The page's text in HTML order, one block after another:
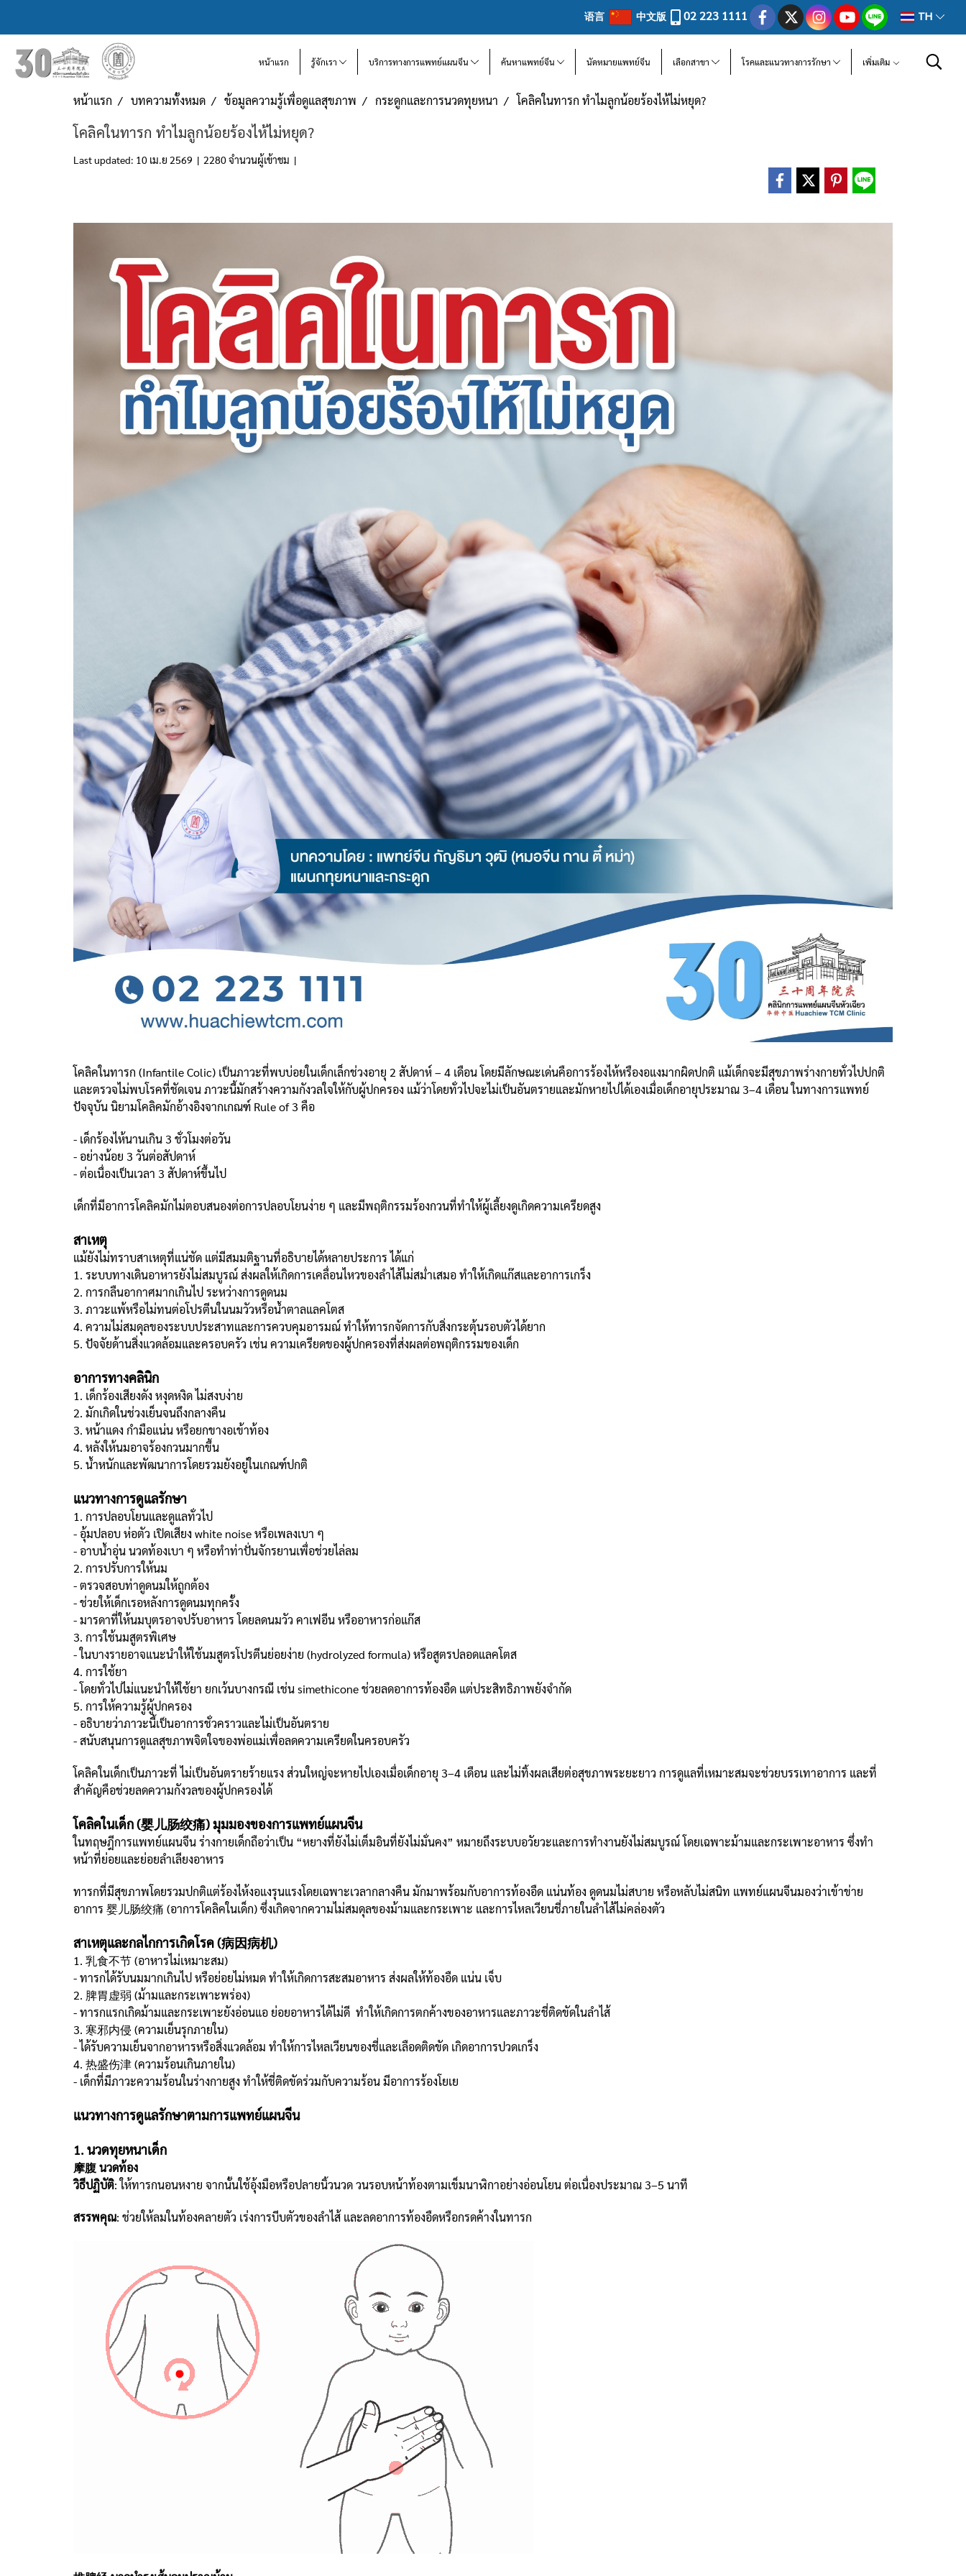
语言 中文版 02 223 1111 TH
หน้าแรก รู้จักเรา บริการทางการแพทย์แผนจีน ค้นหาแพทย์จีน นัดหมายแพทย์จีน เลือกสาขา โรคและแนวทางการรักษา เพิ่มเติม
หน้าแรก บทความทั้งหมด ข้อมูลความรู้เพื่อดูแลสุขภาพ กระดูกและการนวดทุยหนา โคลิคในทารก ทำไมลูกน้อยร้องไห้ไม่หยุด?
โคลิคในทารก ทำไมลูกน้อยร้องไห้ไม่หยุด?
Last updated: 10 เม.ย 2569 | 2280 จำนวนผู้เข้าชม |
โคลิคในทารก (Infantile Colic) เป็นภาวะที่พบบ่อยในเด็กเล็กช่วงอายุ 2 สัปดาห์ – 4 เดือน โดยมีลักษณะเด่นคือการร้องไห้หรืองอแงมากผิดปกติ แม้เด็กจะมีสุขภาพร่างกายทั่วไปปกติ
และตรวจไม่พบโรคที่ชัดเจน ภาวะนี้มักสร้างความกังวลใจให้กับผู้ปกครอง แม้ว่าโดยทั่วไปจะไม่เป็นอันตรายและมักหายไปได้เองเมื่อเด็กอายุประมาณ 3–4 เดือน ในทางการแพทย์
ปัจจุบัน นิยามโคลิคมักอ้างอิงจากเกณฑ์ Rule of 3 คือ
- เด็กร้องไห้นานเกิน 3 ชั่วโมงต่อวัน
- อย่างน้อย 3 วันต่อสัปดาห์
- ต่อเนื่องเป็นเวลา 3 สัปดาห์ขึ้นไป
เด็กที่มีอาการโคลิคมักไม่ตอบสนองต่อการปลอบโยนง่าย ๆ และมีพฤติกรรมร้องกวนที่ทำให้ผู้เลี้ยงดูเกิดความเครียดสูง
สาเหตุ
แม้ยังไม่ทราบสาเหตุที่แน่ชัด แต่มีสมมติฐานที่อธิบายได้หลายประการ ได้แก่
1. ระบบทางเดินอาหารยังไม่สมบูรณ์ ส่งผลให้เกิดการเคลื่อนไหวของลำไส้ไม่สม่ำเสมอ ทำให้เกิดแก๊สและอาการเกร็ง
2. การกลืนอากาศมากเกินไป ระหว่างการดูดนม
3. ภาวะแพ้หรือไม่ทนต่อโปรตีนในนมวัวหรือน้ำตาลแลคโตส
4. ความไม่สมดุลของระบบประสาทและการควบคุมอารมณ์ ทำให้ทารกจัดการกับสิ่งกระตุ้นรอบตัวได้ยาก
5. ปัจจัยด้านสิ่งแวดล้อมและครอบครัว เช่น ความเครียดของผู้ปกครองที่ส่งผลต่อพฤติกรรมของเด็ก
อาการทางคลินิก
1. เด็กร้องเสียงดัง หงุดหงิด ไม่สงบง่าย
2. มักเกิดในช่วงเย็นจนถึงกลางคืน
3. หน้าแดง กำมือแน่น หรือยกขางอเข้าท้อง
4. หลังให้นมอาจร้องกวนมากขึ้น
5. น้ำหนักและพัฒนาการโดยรวมยังอยู่ในเกณฑ์ปกติ
แนวทางการดูแลรักษา
1. การปลอบโยนและดูแลทั่วไป
- อุ้มปลอบ ห่อตัว เปิดเสียง white noise หรือเพลงเบา ๆ
- อาบน้ำอุ่น นวดท้องเบา ๆ หรือทำท่าปั่นจักรยานเพื่อช่วยไล่ลม
2. การปรับการให้นม
- ตรวจสอบท่าดูดนมให้ถูกต้อง
- ช่วยให้เด็กเรอหลังการดูดนมทุกครั้ง
- มารดาที่ให้นมบุตรอาจปรับอาหาร โดยลดนมวัว คาเฟอีน หรืออาหารก่อแก๊ส
3. การใช้นมสูตรพิเศษ
- ในบางรายอาจแนะนำให้ใช้นมสูตรโปรตีนย่อยง่าย (hydrolyzed formula) หรือสูตรปลอดแลคโตส
4. การใช้ยา
- โดยทั่วไปไม่แนะนำให้ใช้ยา ยกเว้นบางกรณี เช่น simethicone ช่วยลดอาการท้องอืด แต่ประสิทธิภาพยังจำกัด
5. การให้ความรู้ผู้ปกครอง
- อธิบายว่าภาวะนี้เป็นอาการชั่วคราวและไม่เป็นอันตราย
- สนับสนุนการดูแลสุขภาพจิตใจของพ่อแม่เพื่อลดความเครียดในครอบครัว
โคลิคในเด็กเป็นภาวะที่ ไม่เป็นอันตรายร้ายแรง ส่วนใหญ่จะหายไปเองเมื่อเด็กอายุ 3–4 เดือน และไม่ทิ้งผลเสียต่อสุขภาพระยะยาว การดูแลที่เหมาะสมจะช่วยบรรเทาอาการ และที่
สำคัญคือช่วยลดความกังวลของผู้ปกครองได้
โคลิคในเด็ก (婴儿肠绞痛) มุมมองของการแพทย์แผนจีน
ในทฤษฎีการแพทย์แผนจีน ร่างกายเด็กถือว่าเป็น “หยางที่ยังไม่เต็มอินที่ยังไม่มั่นคง” หมายถึงระบบอวัยวะและการทำงานยังไม่สมบูรณ์ โดยเฉพาะม้ามและกระเพาะอาหาร ซึ่งทำ
หน้าที่ย่อยและย่อยลำเลียงอาหาร
ทารกที่มีสุขภาพโดยรวมปกติแต่ร้องไห้งอแงรุนแรงโดยเฉพาะเวลากลางคืน มักมาพร้อมกับอาการท้องอืด แน่นท้อง ดูดนมไม่สบาย หรือหลับไม่สนิท แพทย์แผนจีนมองว่าเข้าข่าย
อาการ 婴儿肠绞痛 (อาการโคลิคในเด็ก) ซึ่งเกิดจากความไม่สมดุลของม้ามและกระเพาะ และการไหลเวียนชี่ภายในลำไส้ไม่คล่องตัว
สาเหตุและกลไกการเกิดโรค (病因病机)
1. 乳食不节 (อาหารไม่เหมาะสม)
- ทารกได้รับนมมากเกินไป หรือย่อยไม่หมด ทำให้เกิดการสะสมอาหาร ส่งผลให้ท้องอืด แน่น เจ็บ
2. 脾胃虚弱 (ม้ามและกระเพาะพร่อง)
- ทารกแรกเกิดม้ามและกระเพาะยังอ่อนแอ ย่อยอาหารได้ไม่ดี ทำให้เกิดการตกค้างของอาหารและภาวะชี่ติดขัดในลำไส้
3. 寒邪内侵 (ความเย็นรุกภายใน)
- ได้รับความเย็นจากอาหารหรือสิ่งแวดล้อม ทำให้การไหลเวียนของชี่และเลือดติดขัด เกิดอาการปวดเกร็ง
4. 热盛伤津 (ความร้อนเกินภายใน)
- เด็กที่มีภาวะความร้อนในร่างกายสูง ทำให้ชี่ติดขัดร่วมกับความร้อน มีอาการร้องโยเย
แนวทางการดูแลรักษาตามการแพทย์แผนจีน
1. นวดทุยหนาเด็ก
摩腹 นวดท้อง
วิธีปฏิบัติ: ให้ทารกนอนหงาย จากนั้นใช้อุ้งมือหรือปลายนิ้วนวด วนรอบหน้าท้องตามเข็มนาฬิกาอย่างอ่อนโยน ต่อเนื่องประมาณ 3–5 นาที
สรรพคุณ: ช่วยให้ลมในท้องคลายตัว เร่งการบีบตัวของลำไส้ และลดอาการท้องอืดหรือกรดค้างในทารก